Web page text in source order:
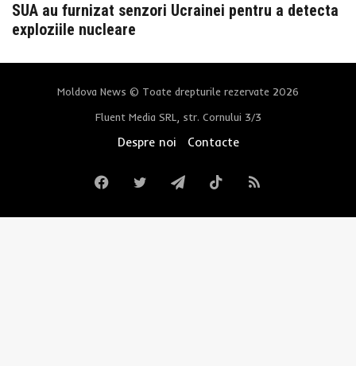
SUA au furnizat senzori Ucrainei pentru a detecta
exploziile nucleare
Moldova News © Toate drepturile rezervate 2026
Fluent Media SRL, str. Cornului 3/3
Despre noi Contacte
FacebookTwitterTelegramTikTokRSS